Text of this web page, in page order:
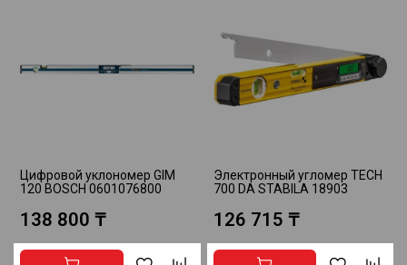
Цифровой уклономер GIM
120 BOSCH 0601076800
138 800 ₸
Электронный угломер TECH
700 DA STABILA 18903
126 715 ₸